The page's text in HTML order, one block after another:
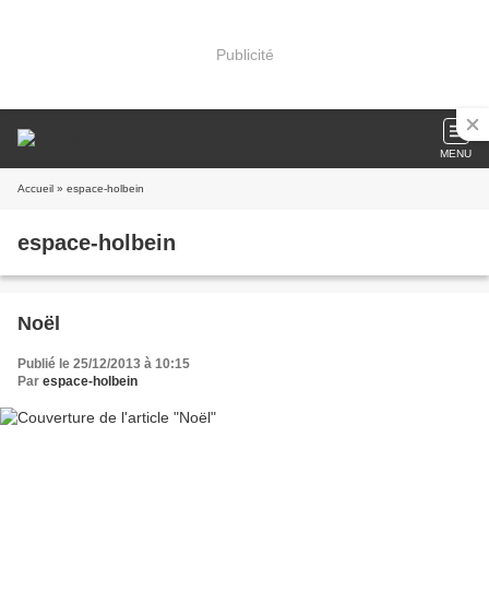
Publicité
MENU
Accueil » espace-holbein
espace-holbein
Noël
Publié le 25/12/2013 à 10:15
Par espace-holbein